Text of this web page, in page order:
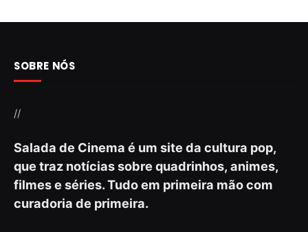
SOBRE NÓS
//
Salada de Cinema é um site da cultura pop,
que traz notícias sobre quadrinhos, animes,
filmes e séries. Tudo em primeira mão com
curadoria de primeira.